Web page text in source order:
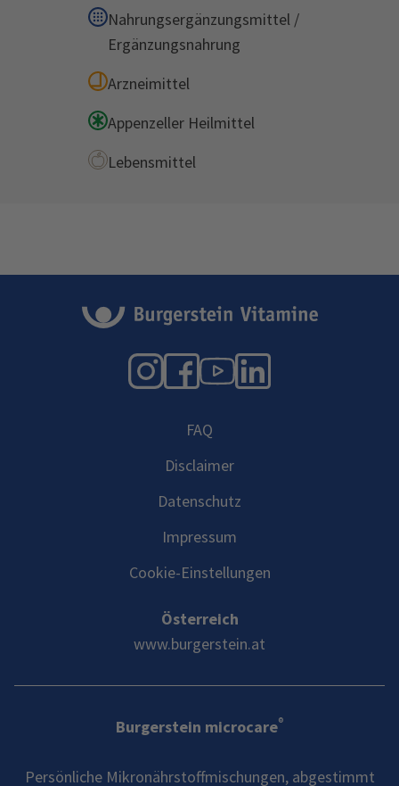
Nahrungsergänzungsmittel /
Ergänzungsnahrung
Arzneimittel
Appenzeller Heilmittel
Lebensmittel
Instagram
Facebook
YouTube
LinkedIn
FAQ
Disclaimer
Datenschutz
Impressum
Cookie-Einstellungen
Österreich
www.burgerstein.at
Burgerstein microcare®
Persönliche Mikronährstoffmischungen, abgestimmt